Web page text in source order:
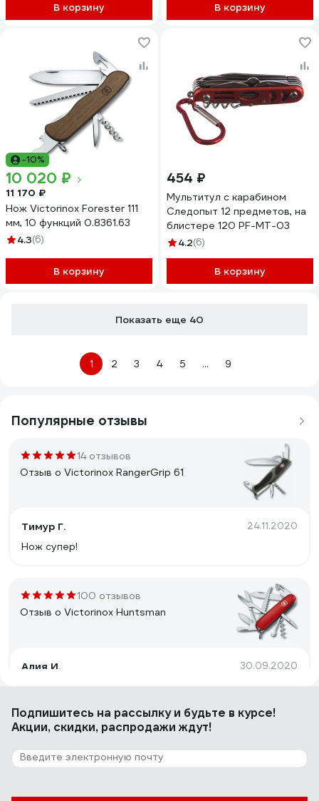
В корзину В корзину
-10%
10 020 ₽
11 170 ₽
Нож Victorinox Forester 111
мм, 10 функций 0.8361.63
4.3(6)
В корзину
454 ₽
Мультитул с карабином
Следопыт 12 предметов, на
блистере 120 PF-MT-03
4.2(6)
В корзину
Показать еще 40
1 2 3 4 5 ... 9
Популярные отзывы
14 отзывов
Отзыв о Victorinox RangerGrip 61
Тимур Г. 24.11.2020
Нож супер!
100 отзывов
Отзыв о Victorinox Huntsman
Алия И. 30.09.2020
К товару претензий нет, поэтому 5 звёзд
23 отзыва
Отзыв о Victorinox SwissChamp
Подпишитесь на рассылкуи будьте в курсе!
Акции, скидки, распродажи ждут!